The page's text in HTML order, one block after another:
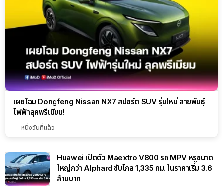
เผยโฉม Dongfeng Nissan NX7 สปอร์ต SUV รุ่นใหม่ สายพันธุ์
ไฟฟ้าลุคพรีเมียม!
หนึ่งวันที่แล้ว
Huawei เปิดตัว Maextro V800 รถ MPV หรูขนาด
ใหญ่กว่า Alphard ขับไกล 1,335 กม. ในราคาเริ่ม 3.6
ล้านบาท